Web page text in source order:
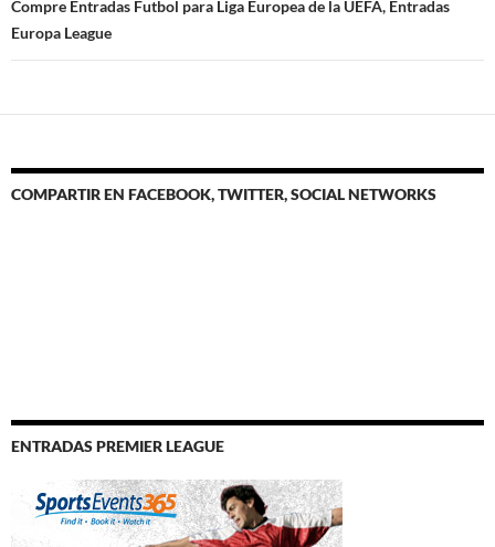
Compre Entradas Futbol para Liga Europea de la UEFA, Entradas
Europa League
COMPARTIR EN FACEBOOK, TWITTER, SOCIAL NETWORKS
ENTRADAS PREMIER LEAGUE